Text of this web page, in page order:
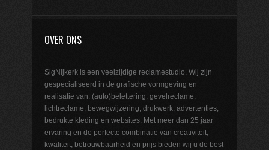
OVER ONS
SigNijkerk is een veelzijdige reclamestudio. Wij zijn
gespecialiseerd in de grafische vormgeving en
realisatie van: (auto)belettering, gevelreclame,
lichtreclame, bewegwijzering, drukwerk, advertenties,
bedrukte kleding en websites. Met meer dan 25 jaar
ervaring en de perfecte combinatie van creativiteit,
kwaliteit, betrouwbaarheid en prijs bieden wij u de best